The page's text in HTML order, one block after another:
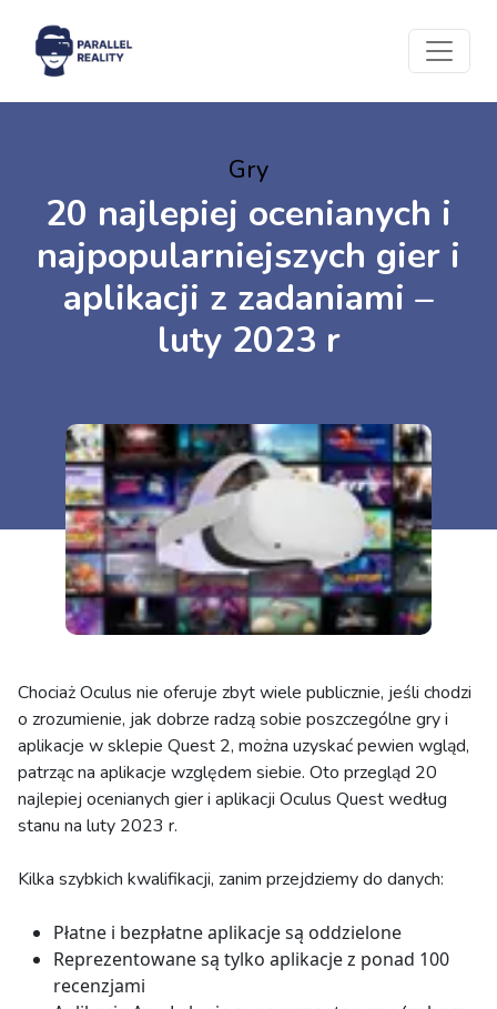
Gry
20 najlepiej ocenianych i
najpopularniejszych gier i
aplikacji z zadaniami –
luty 2023 r
Chociaż Oculus nie oferuje zbyt wiele publicznie, jeśli chodzi
o zrozumienie, jak dobrze radzą sobie poszczególne gry i
aplikacje w sklepie Quest 2, można uzyskać pewien wgląd,
patrząc na aplikacje względem siebie. Oto przegląd 20
najlepiej ocenianych gier i aplikacji Oculus Quest według
stanu na luty 2023 r.
Kilka szybkich kwalifikacji, zanim przejdziemy do danych:
Płatne i bezpłatne aplikacje są oddzielone
Reprezentowane są tylko aplikacje z ponad 100
recenzjami